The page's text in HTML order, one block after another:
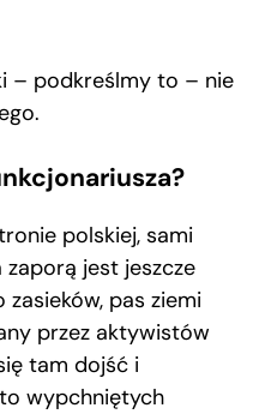
– podkreślmy to – nie
polskiej, sami
zaporą jest jeszcze
pas ziemi
przez aktywistów
tam dojść i
wypchniętych